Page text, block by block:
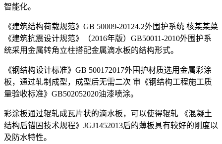
智能化。
《建筑结构荷载规范》GB 50009-20124.2外围护系统 核某某菜
《建筑抗震设计规范》（2016年版）GB50011-2010外围护系
统采用金属转角立柱搭配金属滴水板的结构形式。
《钢结构设计标准》GB 500172017外围护材质选用金属彩涂
板，通过轧制成型，成型后无需二次 审《钢结构工程施工质
量验收标准》GB502052020油漆喷涂。
彩涂板通过辊轧成瓦片状的滴水板，可以使得辊轧 《混凝土
结构后锚固技术规程》JGJ1452013后的薄板具有较好的刚度以
及防水特性。